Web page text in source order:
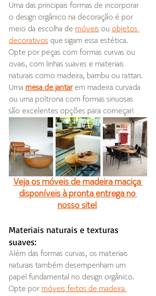
Uma das principais formas de incorporar
o design orgânico na decoração é por
meio da escolha de móveis ou objetos
decorativos que sigam essa estética.
Opte por peças com formas curvas ou
ovais, com linhas suaves e materiais
naturais como madeira, bambu ou rattan.
Uma mesa de jantar em madeira curvada
ou uma poltrona com formas sinuosas
são excelentes opções para começar!
Veja os móveis de madeira maciça
disponíveis à pronta entrega no
nosso site!
Materiais naturais e texturas
suaves:
Além das formas curvas, os materiais
naturais também desempenham um
papel fundamental no design orgânico.
Opte por móveis feitos de madeira